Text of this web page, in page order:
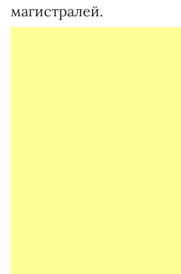
магистралей.